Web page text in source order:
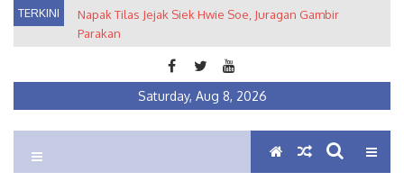
Skip
content
TERKINI
Napak Tilas Jejak Siek Hwie Soe, Juragan Gambir
Parakan
Kuratorial Pameran Arsip Fotografi: Metropolis
Semarang 1930-1950an dari Balik Lensa Fotografer Tan
Saturday, Aug 8, 2026
Ein Institute
Membumikan Pluralisme